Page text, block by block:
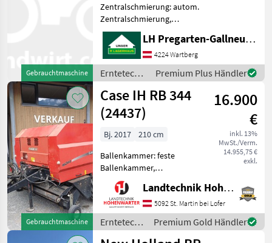
Gebrauchtmaschine
Zentralschmierung: autom.
Zentralschmierung,
Ballenkammer: variable
Ballenkammer,
Netzbindung, Schneidwerk,
Hydraulische Bremse
Starke
Weitwinkelgelenkwelle -
7300 Balle
LH Pregarten-Gallneukirchen, Pregarten
4224 Wartberg
Erntetechnik
Grünland /
Krone
Premium Plus Händler
Gebrauchtmaschine
Case IH RB 344
(24437)
16.900
€
inkl. 13%
MwSt./Verm.
14.955,75 €
exkl.
Bj. 2017
210 cm
Ballenkammer: feste
Ballenkammer,
Zentralschmierung: man.
Zentralschmierung,
Netzbindung,
Rollenniederhalter,
Schneidwerk
Produktbeschreibung Case
Landtechnik Hohenwarter GmbH
5092 St. Martin bei Lofer
Erntetechnik
Grünland /
Premium Gold Händler